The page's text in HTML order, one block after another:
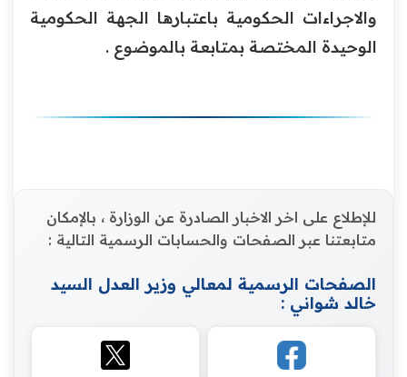
والاجراءات الحكومية باعتبارها الجهة ‏الحكومية
الوحيدة المختصة بمتابعة بالموضوع .‏
للإطلاع على اخر الاخبار الصادرة عن الوزارة ، بالإمكان
متابعتنا عبر الصفحات والحسابات الرسمية التالية :
الصفحات الرسمية لمعالي وزير العدل السيد
خالد شواني :